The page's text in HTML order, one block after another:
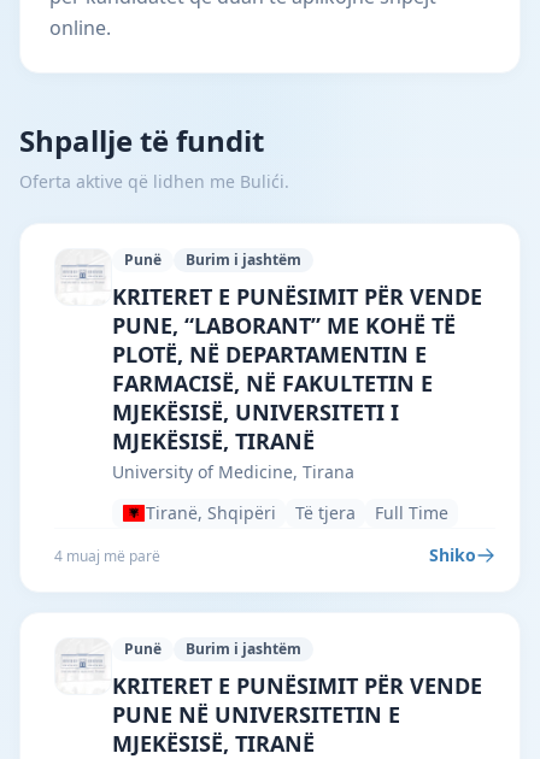
online.
Shpallje të fundit
Oferta aktive që lidhen me Bulići.
Punë Burim i jashtëm
University of Medicine, Tirana · Tiranë
KRITERET E PUNËSIMIT PËR VENDE
PUNE, “LABORANT” ME KOHË TË
PLOTË, NË DEPARTAMENTIN E
FARMACISË, NË FAKULTETIN E
MJEKËSISË, UNIVERSITETI I
MJEKËSISË, TIRANË
University of Medicine, Tirana
Tiranë, Shqipëri
Të tjera Full Time
4 muaj më parë Shiko
Punë Burim i jashtëm
University of Medicine, Tirana · Tiranë
KRITERET E PUNËSIMIT PËR VENDE
PUNE NË UNIVERSITETIN E
MJEKËSISË, TIRANË